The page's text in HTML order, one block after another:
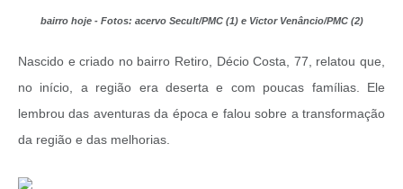
bairro hoje - Fotos: acervo Secult/PMC (1) e Victor Venâncio/PMC (2)
Nascido e criado no bairro Retiro, Décio Costa, 77, relatou que,
no início, a região era deserta e com poucas famílias. Ele
lembrou das aventuras da época e falou sobre a transformação
da região e das melhorias.